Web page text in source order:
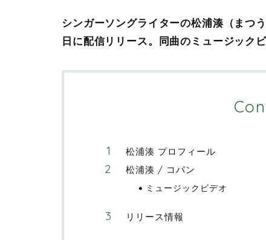
シンガーソングライターの松浦湊（まつ
日に配信リリース。同曲のミュージック
松浦湊 プロフィール
松浦湊 / コパン
ミュージックビデオ
リリース情報